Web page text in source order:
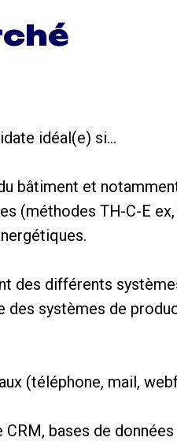
idéal(e) si…
bâtiment et
(méthodes TH-C-E
des différents
des systèmes de
(téléphone, mail,
bases de